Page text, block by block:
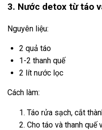
3. Nước detox từ táo
Nguyên liệu:
2 quả táo
1-2 thanh quế
2 lít nước lọc
Cách làm:
Táo rửa sạch, cắt
Cho táo và thanh quế